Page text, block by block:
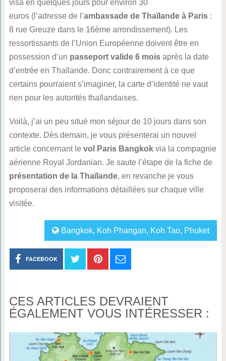
visa en quelques jours pour environ 30
euros (l’adresse de l’ambassade de Thaïlande à Paris:
8 rue Greuze dans le 16ème arrondissement). Les
ressortissants de l’Union Européenne doivent être en
possession d’un passeport valide 6 moisaprès la date
d’entrée en Thaïlande. Donc contrairement à ce que
certains pourraient s’imaginer, la carte d’identité ne vaut
rien pour les autorités thaïlandaises.
Voilà, j’ai un peu situé mon séjour de 10 jours dans son
contexte. Dès demain, je vous présenterai un nouvel
article concernant le vol Paris Bangkokvia la compagnie
aérienne Royal Jordanian. Je saute l’étape de la fiche de
présentation de la Thaïlande, en revanche je vous
proposerai des informations détaillées sur chaque ville
visitée.
Bangkok, Koh Phangan, Koh Tao, Phuket
FACEBOOK
CES ARTICLES DEVRAIENT
ÉGALEMENT VOUS INTÉRESSER :